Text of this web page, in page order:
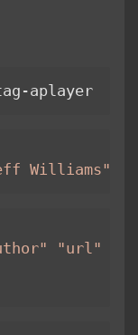
aplayer
Williams"
"url"